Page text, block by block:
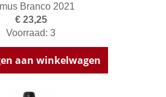
Branco 2021
€ 23,25
Voorraad: 3
aan winkelwagen